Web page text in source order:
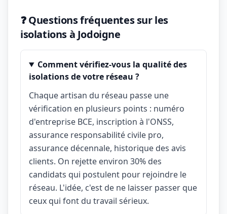
❓ Questions fréquentes sur les
isolations à Jodoigne
Comment vérifiez-vous la qualité des
isolations de votre réseau ?
Chaque artisan du réseau passe une
vérification en plusieurs points : numéro
d'entreprise BCE, inscription à l'ONSS,
assurance responsabilité civile pro,
assurance décennale, historique des avis
clients. On rejette environ 30% des
candidats qui postulent pour rejoindre le
réseau. L'idée, c'est de ne laisser passer que
ceux qui font du travail sérieux.